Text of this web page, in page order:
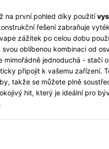
na první pohled díky použití
řešení zabraňuje
zážitek po celou dobu
svou oblíbenou kombinaci od
jednoduchá - stačí
připojit k vašemu zařízení.
takže se můžete plně
hit, který je ideální pro